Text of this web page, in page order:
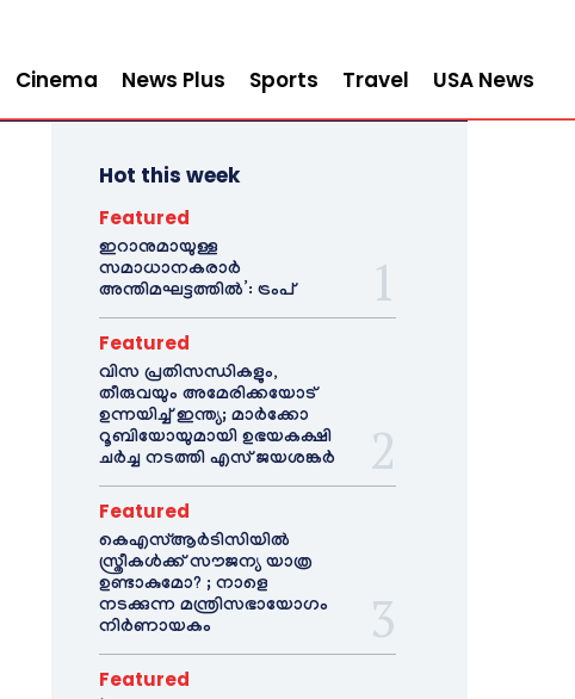
Cinema News Plus Sports Travel USA News
Hot this week
Featured
ഇറാനുമായുള്ള
സമാധാനകരാർ
അന്തിമഘട്ടത്തിൽ‌’: ട്രംപ്
Featured
വിസ പ്രതിസന്ധികളും,
തീരുവയും അമേരിക്കയോട്
ഉന്നയിച്ച് ഇന്ത്യ; മാർക്കോ
റൂബിയോയുമായി ഉഭയകക്ഷി
ചർച്ച നടത്തി എസ് ജയശങ്കർ
Featured
കെഎസ്ആർടിസിയിൽ
സ്ത്രീകൾക്ക് സൗജന്യ യാത്ര
ഉണ്ടാകുമോ? ; നാളെ
നടക്കുന്ന മന്ത്രിസഭായോഗം
നിർണായകം
Featured